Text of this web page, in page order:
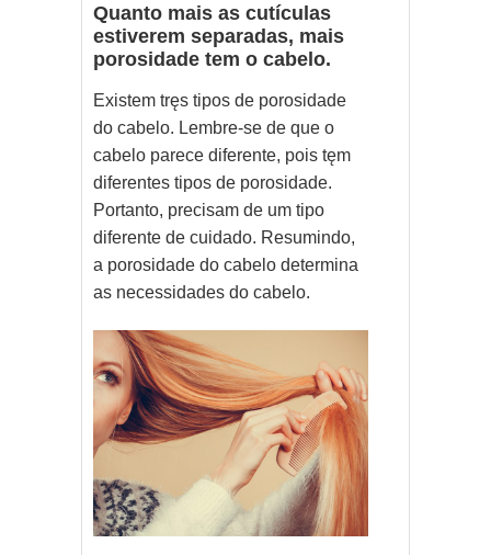
Quanto mais as cutículas
estiverem separadas, mais
porosidade tem o cabelo.
Existem tręs tipos de porosidade
do cabelo. Lembre-se de que o
cabelo parece diferente, pois tęm
diferentes tipos de porosidade.
Portanto, precisam de um tipo
diferente de cuidado. Resumindo,
a porosidade do cabelo determina
as necessidades do cabelo.